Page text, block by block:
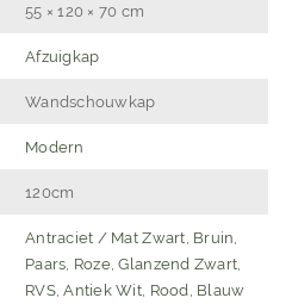
55 × 120 × 70 cm
Afzuigkap
Wandschouwkap
Modern
120cm
Antraciet / Mat Zwart, Bruin,
Paars, Roze, Glanzend Zwart,
RVS, Antiek Wit, Rood, Blauw